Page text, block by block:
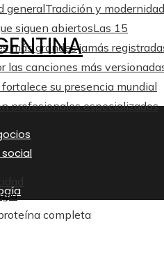
generalTradición y
siguen abiertosLas 15
más grandes jamás
las canciones más
su presencia mundial
profesionales especializados
completa